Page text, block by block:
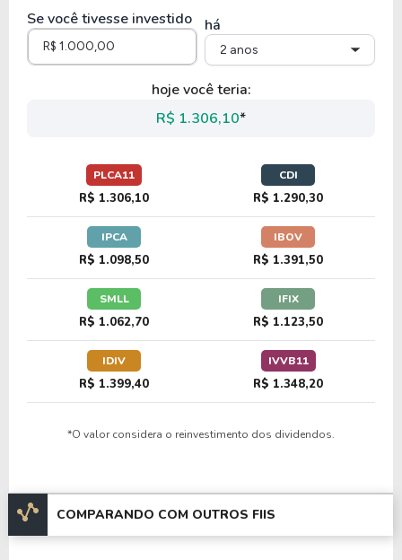
Se você tivesse investido há
2 anos
hoje você teria:
R$ 1.306,10*
PLCA11
R$ 1.306,10
CDI
R$ 1.290,30
IPCA
R$ 1.098,50
IBOV
R$ 1.391,50
SMLL
R$ 1.062,70
IFIX
R$ 1.123,50
IDIV
R$ 1.399,40
IVVB11
R$ 1.348,20
*O valor considera o reinvestimento dos dividendos.
COMPARANDO COM OUTROS FIIS